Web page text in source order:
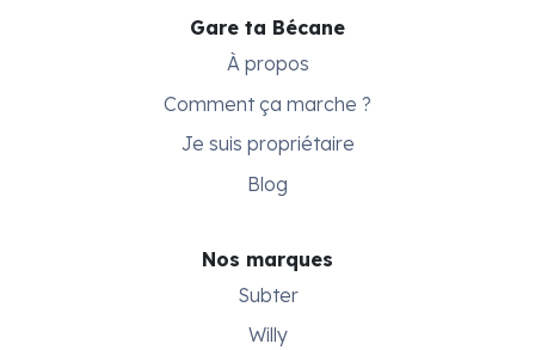
Gare ta Bécane
À propos
Comment ça marche ?
Je suis propriétaire
Blog
Nos marques
Subter
Willy